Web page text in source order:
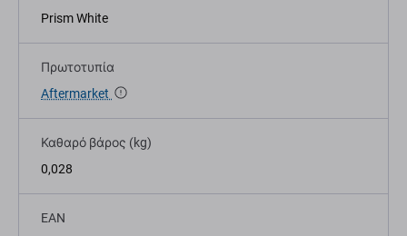
Prism White
Πρωτοτυπία
Aftermarket
Καθαρό βάρος (kg)
0,028
EAN